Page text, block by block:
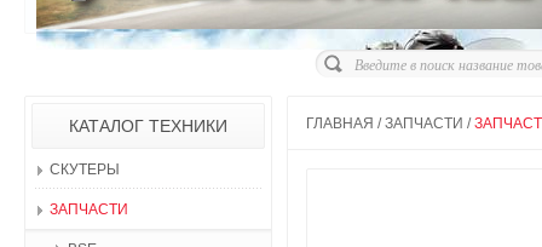
КАТАЛОГ ТЕХНИКИ
СКУТЕРЫ
ЗАПЧАСТИ
ГЛАВНАЯ / ЗАПЧАСТИ /